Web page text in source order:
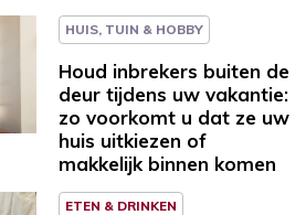
HUIS, TUIN & HOBBY
Houd inbrekers buiten de
deur tijdens uw vakantie:
zo voorkomt u dat ze uw
huis uitkiezen of
makkelijk binnen komen
ETEN & DRINKEN